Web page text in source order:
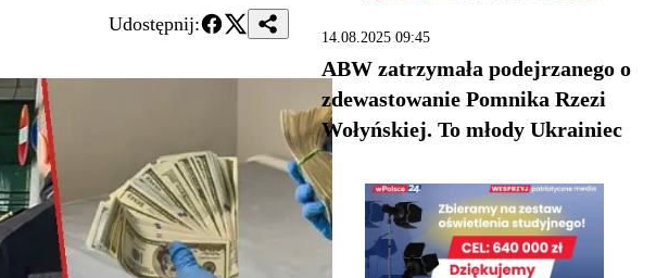
Udostępnij:
14.08.2025 09:45
ABW zatrzymała podejrzanego o
zdewastowanie Pomnika Rzezi
Wołyńskiej. To młody Ukrainiec